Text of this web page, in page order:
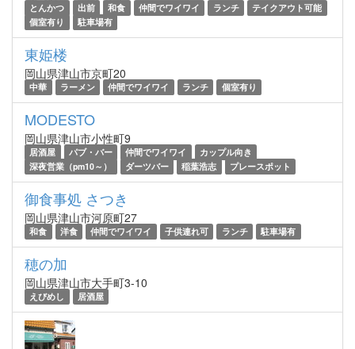
とんかつ 出前 和食 仲間でワイワイ ランチ
テイクアウト可能
個室有り
駐車場有
東姫楼
岡山県津山市京町20
中華 ラーメン 仲間でワイワイ ランチ 個室有り
MODESTO
岡山県津山市小性町9
居酒屋 パブ・バー 仲間でワイワイ
カップル向き
深夜営業（pm10～）
ダーツバー 稲葉浩志 プレースポット
御食事処 さつき
岡山県津山市河原町27
和食 洋食 仲間でワイワイ 子供連れ可 ランチ 駐車場有
穂の加
岡山県津山市大手町3-10
えびめし 居酒屋